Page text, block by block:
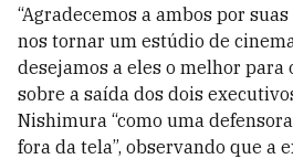
“Agradecemos a ambos por
nos tornar um estúdio de
desejamos a eles o melhor para
sobre a saída dos dois
Nishimura “como uma
fora da tela”, observando que a